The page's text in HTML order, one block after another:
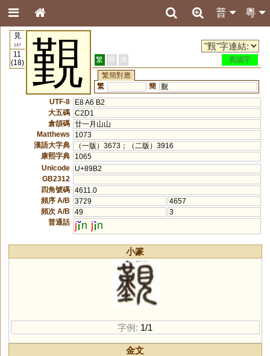
粵
普
見
147
11
(18)
覲 繁 簡 港
異讀字
繁簡對應
繁
簡 觐
UTF-8
E8 A6 B2
大五碼 C2D1
倉頡碼 廿一月山山
Matthews
1073
漢語大字典
（一版）3673；（二版）3916
康熙字典
1065
Unicode
U+89B2
GB2312
四角號碼 4611.0
頻序 A/B
3729
4657
頻次 A/B
49
3
普通話
j n j n
小篆
字例: 1/1
金文